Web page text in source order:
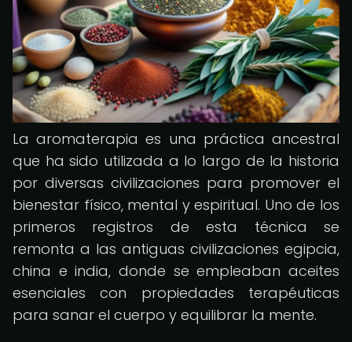
La aromaterapia es una práctica ancestral
que ha sido utilizada a lo largo de la historia
por diversas civilizaciones para promover el
bienestar físico, mental y espiritual. Uno de los
primeros registros de esta técnica se
remonta a las antiguas civilizaciones egipcia,
china e india, donde se empleaban aceites
esenciales con propiedades terapéuticas
para sanar el cuerpo y equilibrar la mente.